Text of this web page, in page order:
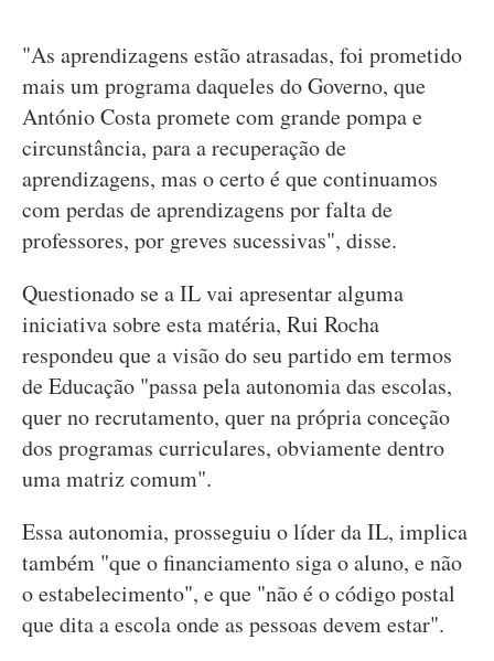
"As aprendizagens estão atrasadas, foi prometido
mais um programa daqueles do Governo, que
António Costa promete com grande pompa e
circunstância, para a recuperação de
aprendizagens, mas o certo é que continuamos
com perdas de aprendizagens por falta de
professores, por greves sucessivas", disse.
Questionado se a IL vai apresentar alguma
iniciativa sobre esta matéria, Rui Rocha
respondeu que a visão do seu partido em termos
de Educação "passa pela autonomia das escolas,
quer no recrutamento, quer na própria conceção
dos programas curriculares, obviamente dentro
uma matriz comum".
Essa autonomia, prosseguiu o líder da IL, implica
também "que o financiamento siga o aluno, e não
o estabelecimento", e que "não é o código postal
que dita a escola onde as pessoas devem estar".